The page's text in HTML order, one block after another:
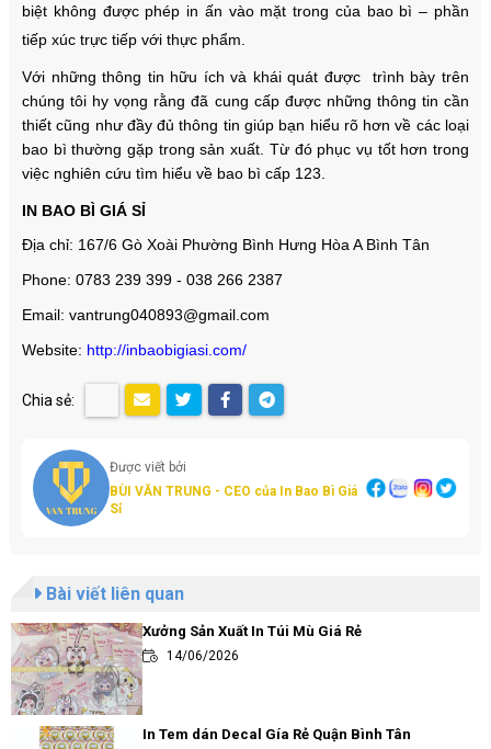
biệt không được phép in ấn vào mặt trong của bao bì – phần
tiếp xúc trực tiếp với thực phẩm.
Với những thông tin hữu ích và khái quát được trình bày trên
chúng tôi hy vọng rằng đã cung cấp được những thông tin cần
thiết cũng như đầy đủ thông tin giúp bạn hiểu rõ hơn về các loại
bao bì thường gặp trong sản xuất. Từ đó phục vụ tốt hơn trong
việc nghiên cứu tìm hiểu về bao bì cấp 123.
IN BAO BÌ GIÁ SỈ
Địa chỉ: 167/6 Gò Xoài Phường Bình Hưng Hòa A Bình Tân
Phone: 0783 239 399 - 038 266 2387
Email: vantrung040893@gmail.com
Website: http://inbaobigiasi.com/
Chia sẻ:
Được viết bởi
BÙI VĂN TRUNG - CEO của In Bao Bì Giá
Sỉ
Bài viết liên quan
Xưởng Sản Xuất In Túi Mù Giá Rẻ
14/06/2026
In Tem dán Decal Gía Rẻ Quận Bình Tân